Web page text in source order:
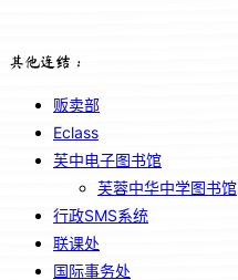
其他连结：
贩卖部
Eclass
芙中电子图书馆
芙蓉中华中学图书馆
行政SMS系统
联课处
国际事务处